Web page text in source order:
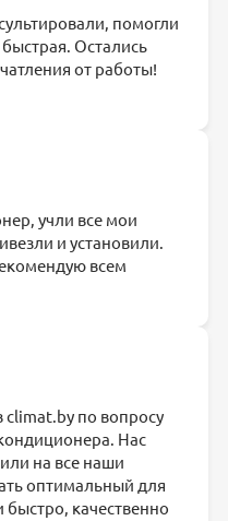
помогли
Остались
от работы!
учли все мои
и установили.
всем
по вопросу
Нас
на все наши
оптимальный для
быстро, качественно